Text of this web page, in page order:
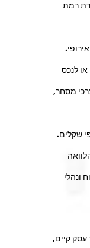
רמת
לנכס
מסחר,
שקלים.
ונהלי
עסק קיים,